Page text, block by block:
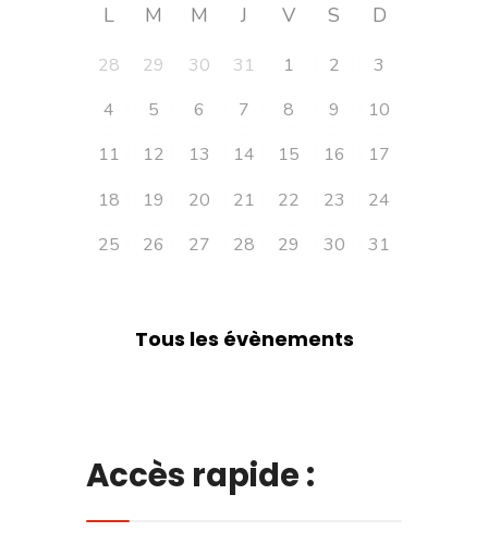
L M M J V S D
28 29 30 31 1 2
3
4
5 6 7 8 9
10
11
12 13 14 15 16
17
18
19 20 21 22 23
24
25
26 27 28 29 30 31
Tous les évènements
Accès rapide :